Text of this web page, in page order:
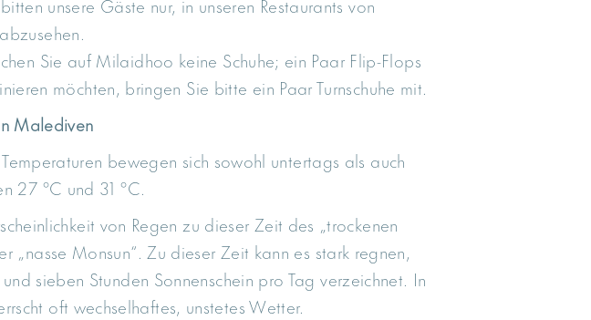
Sie auf Milaidhoo keine Schuhe; ein Paar Flip-Flops
möchten, bringen Sie bitte ein Paar Turnschuhe mit.
Malediven
bewegen sich sowohl untertags als auch
27 °C und 31 °C.
von Regen zu dieser Zeit des „trockenen
„nasse Monsun“. Zu dieser Zeit kann es stark regnen,
sieben Stunden Sonnenschein pro Tag verzeichnet. In
oft wechselhaftes, unstetes Wetter.